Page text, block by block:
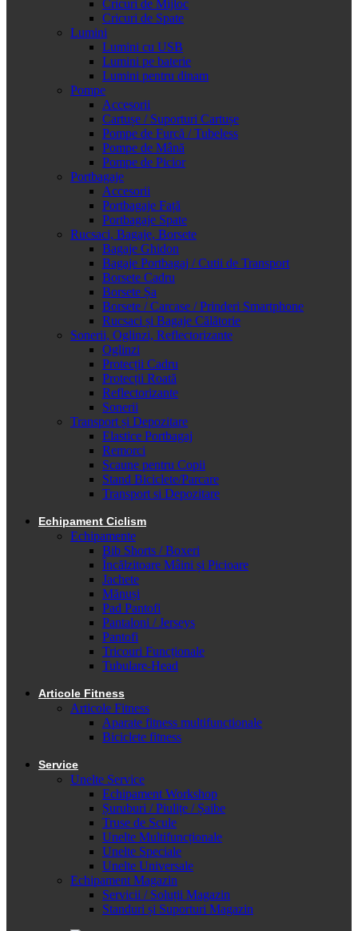
Cricuri de Mijloc
Cricuri de Spate
Lumini
Lumini cu USB
Lumini pe baterie
Lumini pentru dinam
Pompe
Accesorii
Cartușe / Suporturi Cartușe
Pompe de Furcă / Tubeless
Pompe de Mână
Pompe de Picior
Portbagaje
Accesorii
Portbagaje Față
Portbagaje Spate
Rucsaci, Bagaje, Borsete
Bagaje Ghidon
Bagaje Portbagaj / Cutii de Transport
Borsete Cadru
Borsete Șa
Borsete / Carcase / Prinderi Smartphone
Rucsaci și Bagaje Călătorie
Sonerii, Oglinzi, Reflectorizante
Oglinzi
Protecții Cadru
Protecții Roată
Reflectorizante
Sonerii
Transport și Depozitare
Elastice Portbagaj
Remorci
Scaune pentru Copii
Stand Biciclete/Parcare
Transport si Depozitare
Echipament Ciclism
Echipamente
Bib Shorts / Boxeri
Încălzitoare Mâini și Picioare
Jachete
Mănuși
Pad Pantofi
Pantaloni / Jerseys
Pantofi
Tricouri Funcționale
Tubulare-Head
Articole Fitness
Articole Fitness
Aparate fitness multifunctionale
Biciclete fitness
Service
Unelte Service
Echipament Workshop
Șuruburi / Piulițe / Șaibe
Truse de Scule
Unelte Multifuncționale
Unelte Speciale
Unelte Universale
Echipament Magazin
Servicii / Soluții Magazin
Standuri și Suporturi Magazin